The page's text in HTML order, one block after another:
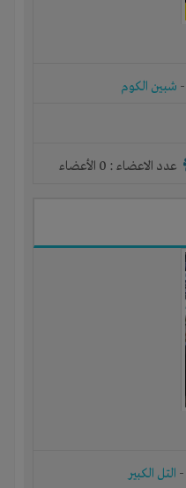
- شبين الكوم
عدد الاعضاء : 0 الأعضاء
- التل الكبير